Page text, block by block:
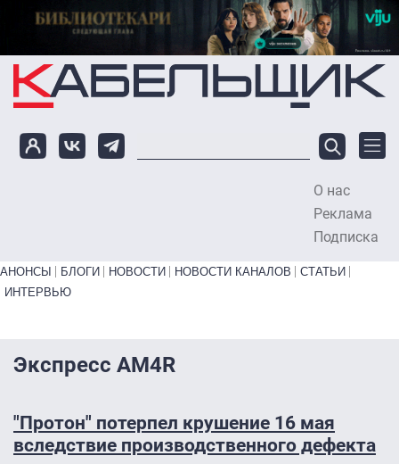
Перейти к основному содержанию
О нас
Реклама
Подписка
Primary links bottom
АНОНСЫ БЛОГИ НОВОСТИ НОВОСТИ КАНАЛОВ
СТАТЬИ
ИНТЕРВЬЮ
Экспресс АМ4R
"Протон" потерпел крушение 16 мая
вследствие производственного дефекта